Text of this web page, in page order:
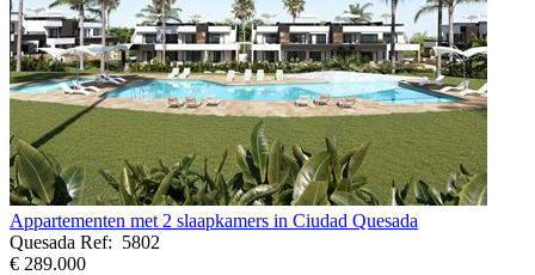
Appartementen met 2 slaapkamers in Ciudad Quesada
Quesada Ref: 5802
€ 289.000